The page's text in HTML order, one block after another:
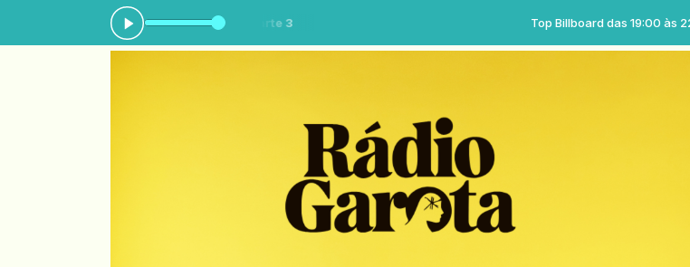
agora: Top billboard - Parte 3 Top Billboard das 19:00 às 22:00 -Tocando